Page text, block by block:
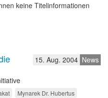
keine Titelinformationen
News
15. Aug. 2004
Mynarek Dr. Hubertus